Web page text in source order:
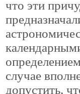
что эти
случае
допустить,